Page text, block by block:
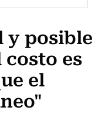
y posible
es
el